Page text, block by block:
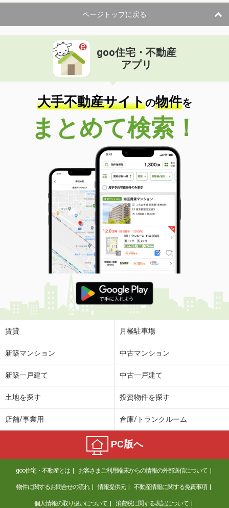
専有面積 23.69m²
間取り
1K
大分県大分市大在北３
価 格
住 所
大分県大分市大在北３
専有面積 45.72m²
間取り
1LDK
大分県大分市羽屋２丁目
価 格
4.10万円
大分県大分市羽屋２丁目
22.35m²
間取り
1K
大分県大分市羽屋２丁目
価 格
4.10万円
住 所
大分県大分市羽屋２丁目
専有面積 22.35m²
間取り
1K
大分県大分市羽屋３丁目
価 格
3.60万円
住 所
大分県大分市羽屋３丁目
専有面積
大分県大分市南太平寺２丁目
4.70万円
大分県大分市南太平寺３丁目
4.20万円
住 所
大分県大分市南太平寺３丁目
専有面積 22.35m²
間取り
1K
大分県大分市南太平寺２丁目
ページトップに戻る
goo住宅・不動産
アプリ
大手不動産サイトの物件を
まとめて検索！
賃貸 月極駐車場
新築マンション 中古マンション
新築一戸建て 中古一戸建て
土地を探す 投資物件を探す
店舗/事業用 倉庫/トランクルーム
PC版へ
goo住宅・不動産とは お客さまご利用端末からの情報の外部送信について
物件に関するお問合せの流れ 情報提供元 不動産情報に関する免責事項
個人情報の取り扱いについて 消費税に関する表記について